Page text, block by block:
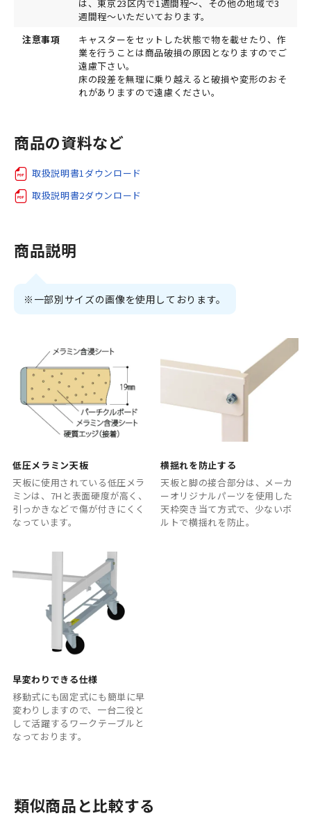
は、東京23区内で1週間程～、その他の地域で3
週間程～いただいております。
注意事項
キャスターをセットした状態で物を載せたり、作
業を行うことは商品破損の原因となりますのでご
遠慮下さい。
床の段差を無理に乗り越えると破損や変形のおそ
れがありますので遠慮ください。
商品の資料など
取扱説明書1ダウンロード
取扱説明書2ダウンロード
商品説明
※一部別サイズの画像を使用しております。
低圧メラミン天板
天板に使用されている低圧メラ
ミンは、7Hと表面硬度が高く、
引っかきなどで傷が付きにくく
なっています。
横揺れを防止する
天板と脚の接合部分は、メーカ
ーオリジナルパーツを使用した
天枠突き当て方式で、少ないボ
ルトで横揺れを防止。
早変わりできる仕様
移動式にも固定式にも簡単に早
変わりしますので、一台二役と
して活躍するワークテーブルと
なっております。
類似商品と比較する